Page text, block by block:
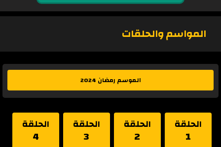
المواسم والحلقات
الموسم رمضان 2024
الحلقة
1
الحلقة
2
الحلقة
3
الحلقة
4